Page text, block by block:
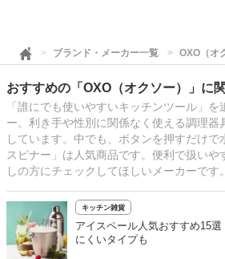
ブランド・メーカー一覧 OXO（オ
おすすめの「OXO（オクソー）」に
「誰にでも使いやすいキッチンツール」
ー。利き手や性別に関係なく使える調理器
しています。中でも、ボタンを押すだけ
スピナー」は人気商品です。便利で扱いや
しの方にチェックしてほしいメーカーです。
キッチン雑貨
アイスペール人気おすすめ15
にくいタイプも